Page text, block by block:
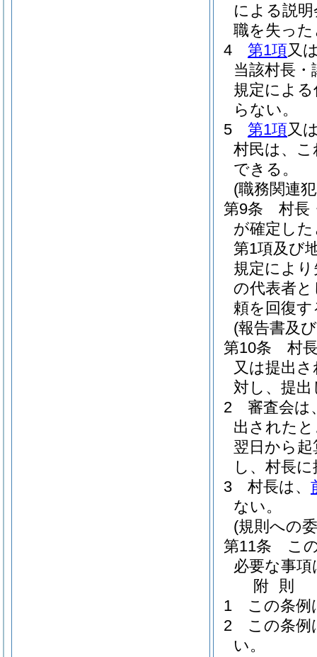
による説
職を失っ
4
第1項又
当該村長
規定によ
らない。
5
第1項又
村民は、
できる。
(職務関連
第9条
村長
が確定し
第1項及び
規定によ
の代表者
頼を回復
(報告書及
第10条
村
又は提出
対し、提
2
審査会は
出された
翌日から
し、村長
3
村長は、
ない。
(規則への
第11条
こ
必要な事
附 則
1
この条例
2
この条
い。